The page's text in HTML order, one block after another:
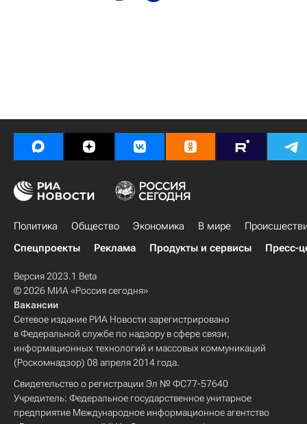
Политика Общество Экономика В мире
Спецпроекты
Реклама Продукты и сервисы Пресс-
Версия 2023.1 Beta
© 2026 МИА «Россия сегодня»
Вакансии
Сетевое издание РИА Новости зарегистрировано
в Федеральной службе по надзору в сфере связи,
информационных технологий и массовых коммуникаций
(Роскомнадзор) 08 апреля 2014 года.
Свидетельство о регистрации Эл № ФС77-57640
Учредитель: Федеральное государственное унитарное
предприятие Международное информационное агентство